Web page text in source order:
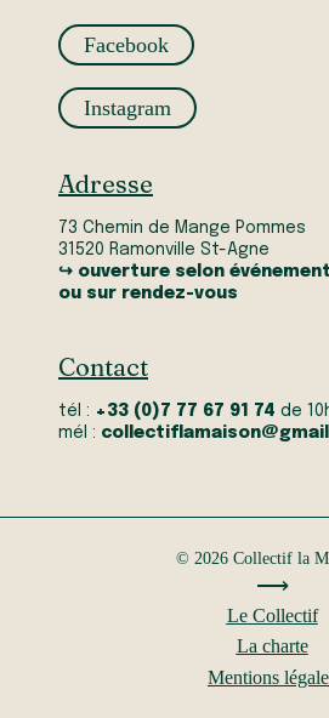
Facebook
Instagram
Adresse
73 Chemin de Mange Pommes
31520 Ramonville St-Agne
↪ ouverture selon événement
ou sur rendez-vous
Contact
tél : +33 (0)7 77 67 91 74 de
mél :
© 2026 Collectif la
⟶
Le Collectif
La charte
Mentions